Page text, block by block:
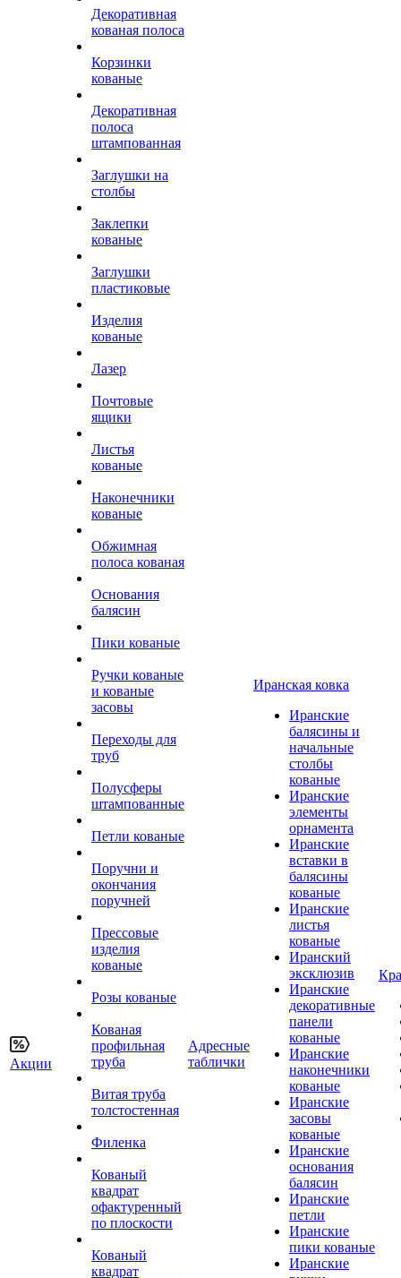
Акции
Декоративная
кованая полоса
Корзинки
кованые
Декоративная
полоса
штампованная
Заглушки на
столбы
Заклепки
кованые
Заглушки
пластиковые
Изделия
кованые
Лазер
Почтовые
ящики
Листья
кованые
Наконечники
кованые
Обжимная
полоса кованая
Основания
балясин
Пики кованые
Ручки кованые
и кованые
засовы
Переходы для
труб
Полусферы
штампованные
Петли кованые
Поручни и
окончания
поручней
Прессовые
изделия
кованые
Розы кованые
Кованая
профильная
труба
Витая труба
толстостенная
Филенка
Кованый
квадрат
офактуренный
по плоскости
Кованый
квадрат
Адресные
таблички
Иранская ковка
Иранские
балясины и
начальные
столбы
кованые
Иранские
элементы
орнамента
Иранские
вставки в
балясины
кованые
Иранские
листья
кованые
Иранский
эксклюзив
Иранские
декоративные
панели
кованые
Иранские
наконечники
кованые
Иранские
засовы
кованые
Иранские
основания
балясин
Иранские
петли
Иранские
пики кованые
Иранские